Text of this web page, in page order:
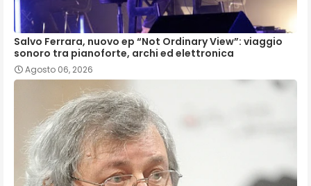
Salvo Ferrara, nuovo ep “Not Ordinary View”: viaggio
sonoro tra pianoforte, archi ed elettronica
Agosto 06, 2026